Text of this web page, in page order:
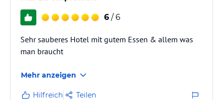
Hinweis: Verfasst von HolidayCheck mit Hilfe von KI. Alle
Angaben ohne Gewähr. Bitte lies vor der Buchung die
6 / 6
Sehr sauberes Hotel mit gutem Essen & allem was
man braucht
Mehr anzeigen
Hilfreich Teilen